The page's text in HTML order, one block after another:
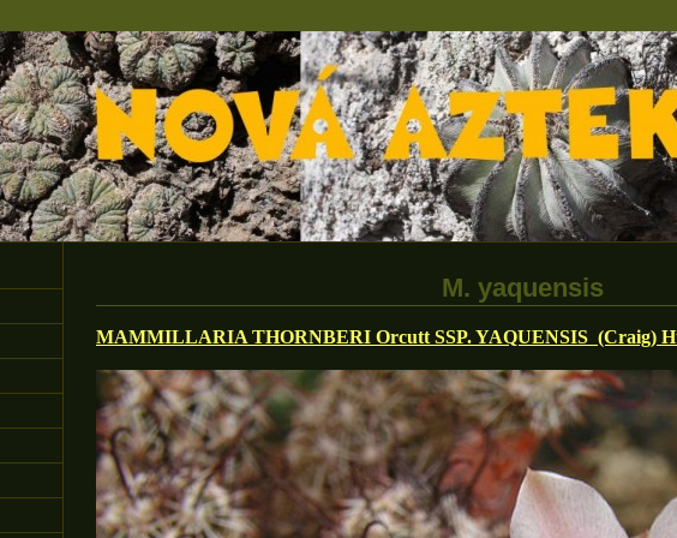
M. yaquensis
MAMMILLARIA THORNBERI Orcutt SSP. YAQUENSIS (Craig)